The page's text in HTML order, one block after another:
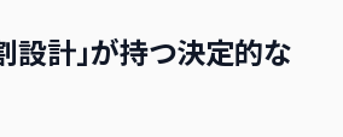
設計」が持つ決定的な